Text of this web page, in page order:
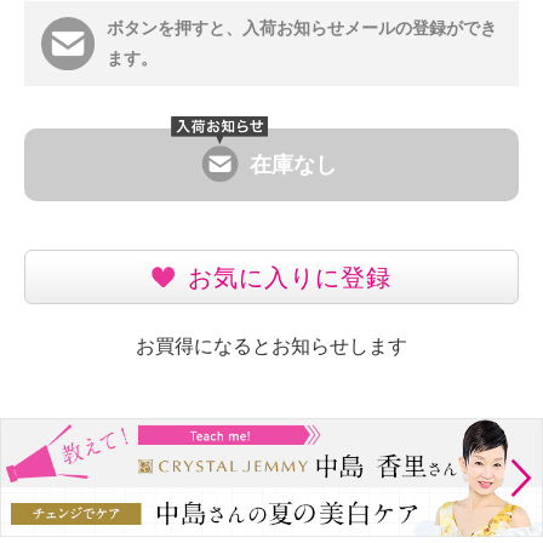
ボタンを押すと、入荷お知らせメールの登録ができ
ます。
在庫なし
お気に入りに登録
お買得になるとお知らせします